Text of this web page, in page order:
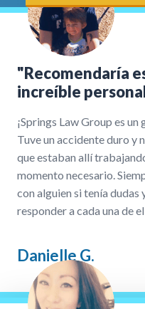
"Recomendaría
increíble
¡Springs Law Group es
Tuve un accidente duro y
que estaban allí
momento necesario.
con alguien si tenía dudas
responder a cada una de
Danielle G.